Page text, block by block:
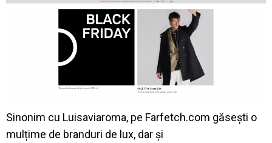
Sinonim cu Luisaviaroma, pe Farfetch.com găsești o
mulțime de branduri de lux, dar și